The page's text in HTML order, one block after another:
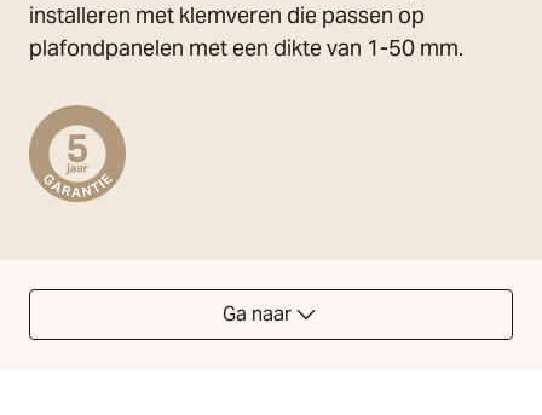
installeren met klemveren die passen op
plafondpanelen met een dikte van 1-50 mm.
Ga naar